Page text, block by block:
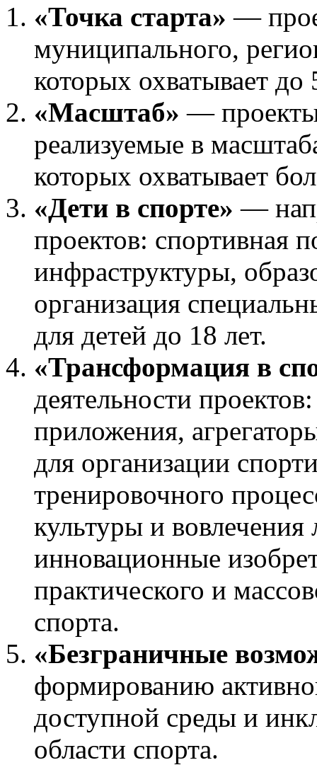
«Точка старта»—
муниципального,
которых охватывает до
«Масштаб»— проекты
реализуемые в
которых охватывает
«Дети в спорте»—
проектов: спортивная
инфраструктуры,
организация
для детей до 18 лет.
«Трансформация в
деятельности
приложения,
для организации
тренировочного
культуры и
инновационные
практического и
спорта.
«Безграничные
формированию
доступной среды и
области спорта.